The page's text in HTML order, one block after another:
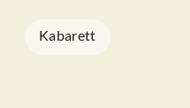
Kabarett